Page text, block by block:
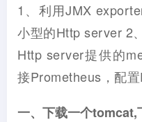
1、利用JMX
小型的Http server 2
Http server提供的
接Prometheus，配置
一、下载一个